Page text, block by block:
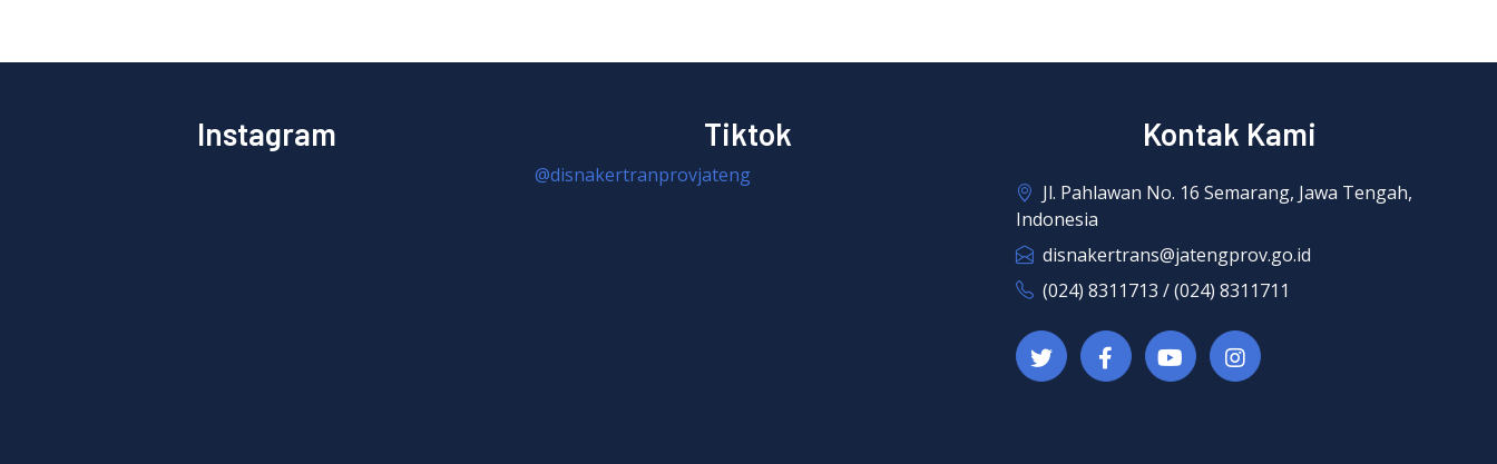
Instagram Tiktok
@disnakertranprovjateng
Kontak Kami
Jl. Pahlawan No. 16 Semarang, Jawa Tengah,
Indonesia
disnakertrans@jatengprov.go.id
(024) 8311713 / (024) 8311711